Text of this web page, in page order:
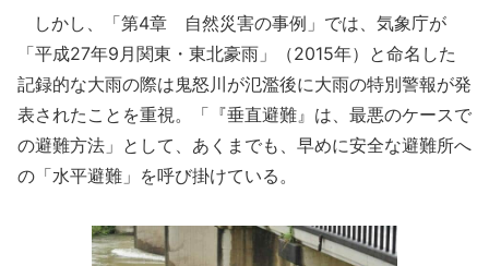
しかし、「第4章 自然災害の事例」では、気象庁が
「平成27年9月関東・東北豪雨」（2015年）と命名した
記録的な大雨の際は鬼怒川が氾濫後に大雨の特別警報が発
表されたことを重視。「『垂直避難』は、最悪のケースで
の避難方法」として、あくまでも、早めに安全な避難所へ
の「水平避難」を呼び掛けている。